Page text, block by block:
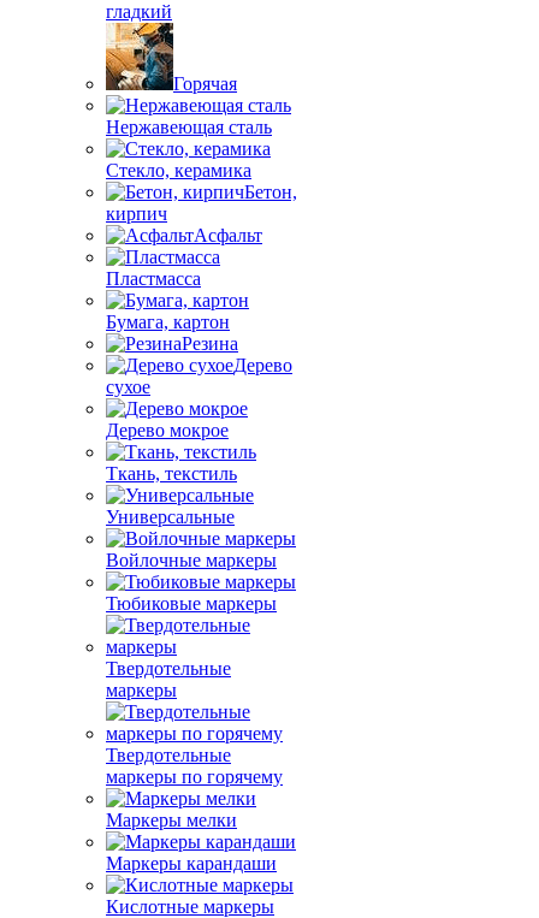
гладкий
Горячая
Нержавеющая сталь
Стекло, керамика
Бетон,
кирпич
Асфальт
Пластмасса
Бумага, картон
Резина
Дерево
сухое
Дерево мокрое
Ткань, текстиль
Универсальные
Войлочные маркеры
Тюбиковые маркеры
Твердотельные
маркеры
Твердотельные
маркеры по горячему
Маркеры мелки
Маркеры карандаши
Кислотные маркеры